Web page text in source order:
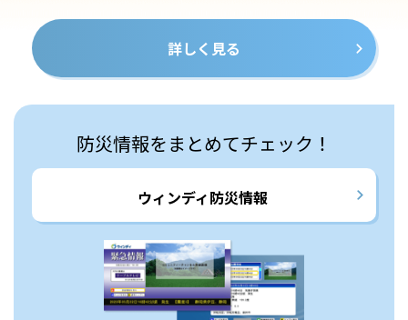
詳しく見る
防災情報をまとめてチェック！
ウィンディ防災情報